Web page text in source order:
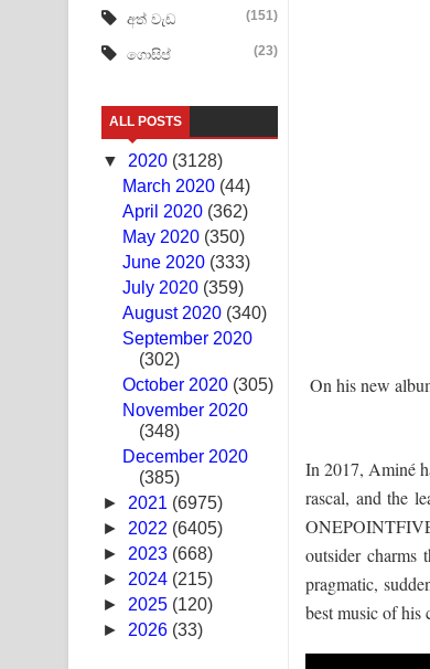
Apa Hamuwee Song Lyrics - අප හමුවී
PATHINIYE Song Lyrics - පතිනියනේ
Sorry Sir Song Lyrics - සොරි සර් ගීතයේ
Mathaka Aluthin Liyanna Song
Sandak Awith Song Lyrics - සඳක් ඇවිත්
Swetha Sande Song Lyrics - ශ්වේත සඳේ
Ma Igili Giya Lyrics - මා ඉගිලී ගියා ගීතයේ
Ras Balan Song Lyrics - රැස් බලන් ගීතයේ
Hoda sihiyen Song Lyrics - හොද
Pa Sina Song Lyrics - පෑ සිනා ගීතයේ පද
Pemwanthiye Song Lyrics -
Manobhawa Song Lyrics - මනෝභව
Akahe Indala Song Lyrics - ආකාහේ
අත් වැඩ (151)
ගොසිප් (23)
ALL POSTS
▼ 2020 (3128)
March 2020 (44)
April 2020 (362)
May 2020 (350)
June 2020 (333)
July 2020 (359)
August 2020 (340)
September 2020
(302)
October 2020 (305)
November 2020
(348)
December 2020
(385)
► 2021 (6975)
► 2022 (6405)
► 2023 (668)
► 2024 (215)
► 2025 (120)
► 2026 (33)
On his new
In 2017, Aminé
rascal, and the
outsider charms
pragmatic,
best music of his